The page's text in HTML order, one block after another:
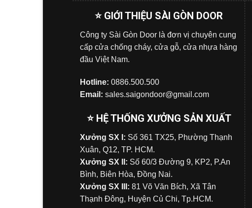
⭐ GIỚI THIỆU SÀI GÒN DOOR
Công ty Sài Gòn Door là đơn vị chuyên cung
cấp cửa chống cháy, cửa gỗ, cửa nhựa hàng
đầu Việt Nam.
Hotline: 0886.500.500
Email: sales.saigondoor@gmail.com
⭐ HỆ THỐNG XƯỞNG SẢN XUẤT
Xưởng SX I: Số 361 TX25, Phường Thạnh
Xuân, Q12, TP. HCM.
Xưởng SX II: Số 60/3 Đường 9, KP2, P.An
Bình, Biên Hòa, Đồng Nai.
Xưởng SX III: 81 Võ Văn Bích, Xã Tân
Thạnh Đông, Huyện Củ Chi, Tp.HCM.